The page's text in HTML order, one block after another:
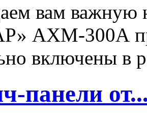
вам важную
АХМ-300А
включены в
панели